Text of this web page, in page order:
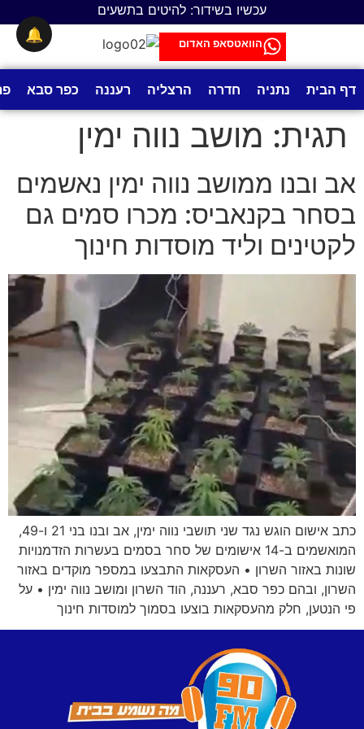
עכשיו בשידור: להיטים בתשעים
הוואטסאפ האדום
דף הבית נתניה חדרה הרצליה רעננה כפר סבא
תגית: מושב נווה ימין
אב ובנו ממושב נווה ימין נאשמים
בסחר בקנאביס: מכרו סמים גם
לקטינים וליד מוסדות חינוך
כתב אישום הוגש נגד שני תושבי נווה ימין, אב ובנו בני 21 ו-49,
המואשמים ב-14 אישומים של סחר בסמים בעשרות הזדמנויות
שונות באזור השרון • העסקאות התבצעו במספר מוקדים באזור
השרון, ובהם כפר סבא, רעננה, הוד השרון ומושב נווה ימין • על
פי הנטען, חלק מהעסקאות בוצעו בסמוך למוסדות חינוך
🔔